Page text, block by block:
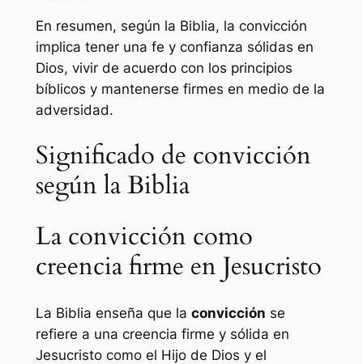
En resumen, según la Biblia, la convicción
implica tener una fe y confianza sólidas en
Dios, vivir de acuerdo con los principios
bíblicos y mantenerse firmes en medio de la
adversidad.
Significado de convicción
según la Biblia
La convicción como
creencia firme en Jesucristo
La Biblia enseña que la convicción se
refiere a una creencia firme y sólida en
Jesucristo como el Hijo de Dios y el